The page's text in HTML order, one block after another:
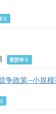
り
査読有り
争政策--小規